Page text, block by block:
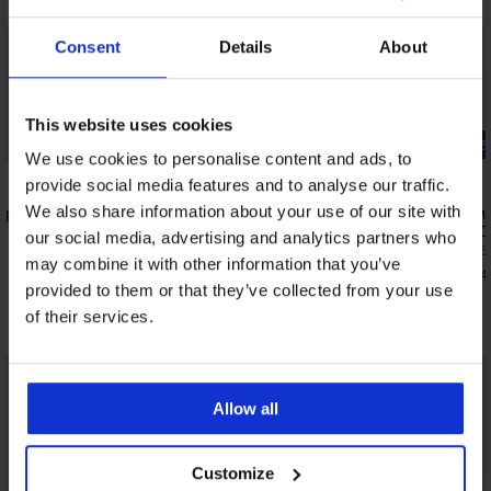
Consent Details About
This website uses cookies
We use cookies to personalise content and ads, to
provide social media features and to analyse our traffic.
We also share information about your use of our site with
our social media, advertising and analytics partners who
may combine it with other information that you’ve
provided to them or that they’ve collected from your use
of their services.
Allow all
Customize
Мъжки шорти JACK AND JONES
JPSTGordonl Fusion
40,99 €(80,17 лв.)
30,74 €(60,12 лв.) код: ALL25
-25% ALL25
3PACK
JONES
30,99 €
Открийте подобни артикули